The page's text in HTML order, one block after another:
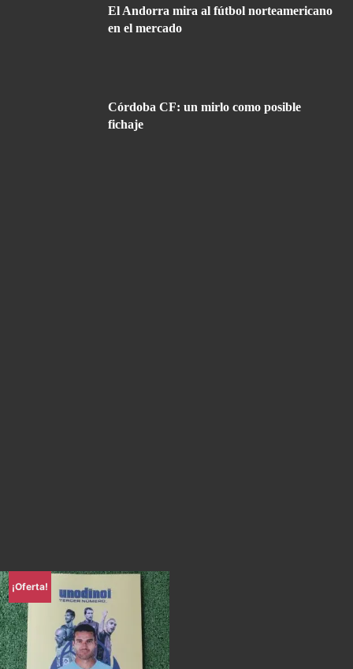
El Andorra mira al fútbol norteamericano
en el mercado
Córdoba CF: un mirlo como posible
fichaje
¡Oferta!